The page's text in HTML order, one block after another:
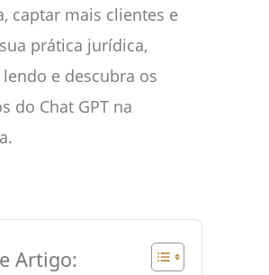
captar mais clientes e
prática jurídica,
e descubra os
do Chat GPT na
Artigo: